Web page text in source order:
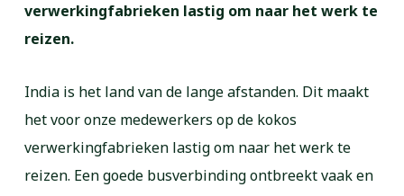
verwerkingfabrieken lastig om naar het werk te
reizen.
India is het land van de lange afstanden. Dit maakt
het voor onze medewerkers op de kokos
verwerkingfabrieken lastig om naar het werk te
reizen. Een goede busverbinding ontbreekt vaak en